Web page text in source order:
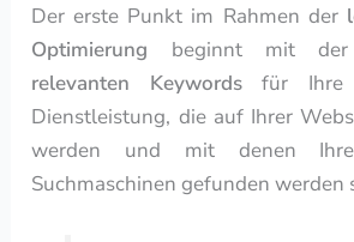
Der erste Punkt im Rahmen der
Optimierung beginnt mit der
relevanten Keywordsfür Ihre
Dienstleistung, die auf Ihrer
werden und mit denen
Suchmaschinen gefunden werden